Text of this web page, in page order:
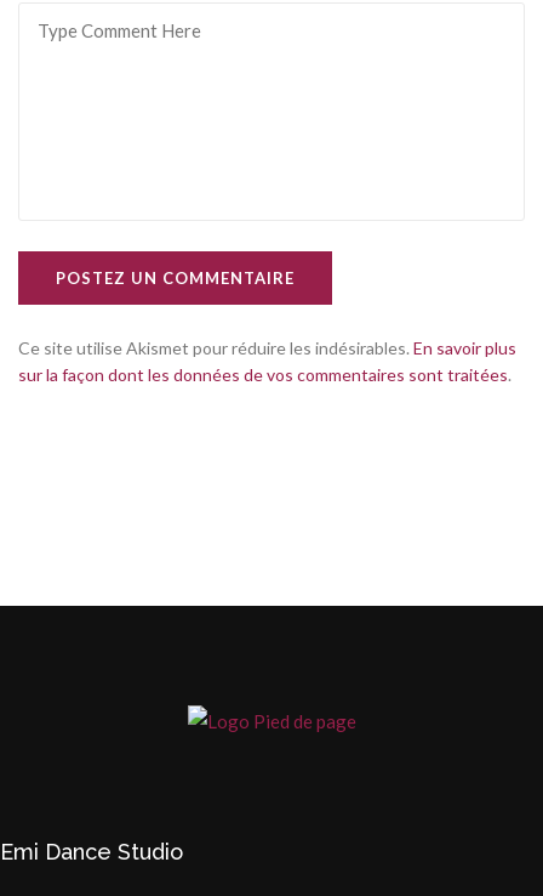
POSTEZ UN COMMENTAIRE
Ce site utilise Akismet pour réduire les indésirables. En savoir plus
sur la façon dont les données de vos commentaires sont traitées.
Emi Dance Studio